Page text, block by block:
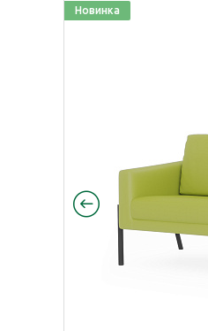
Новинка